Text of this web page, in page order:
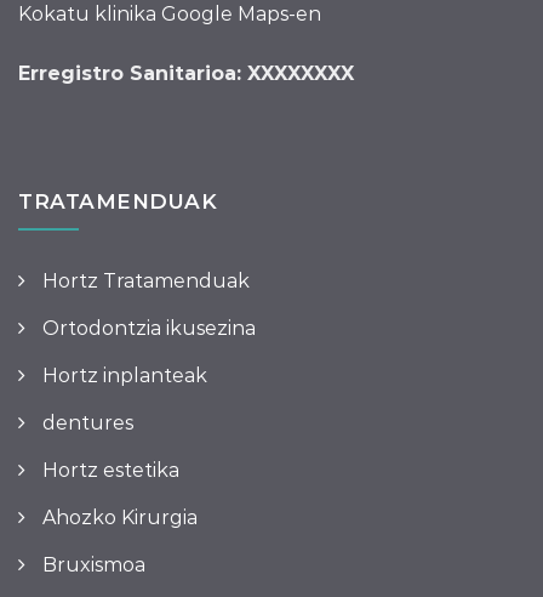
Kokatu klinika Google Maps-en
Erregistro Sanitarioa: XXXXXXXX
TRATAMENDUAK
Hortz Tratamenduak
Ortodontzia ikusezina
Hortz inplanteak
dentures
Hortz estetika
Ahozko Kirurgia
Bruxismoa